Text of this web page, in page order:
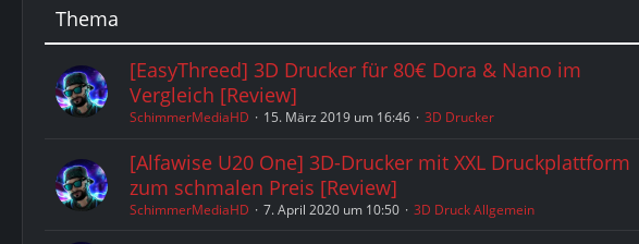
Thema
[EasyThreed] 3D Drucker für 80€ Dora & Nano im
Vergleich [Review]
SchimmerMediaHD 15. März 2019 um 16:46 3D Drucker
[Alfawise U20 One] 3D-Drucker mit XXL Druckplattform
zum schmalen Preis [Review]
SchimmerMediaHD 7. April 2020 um 10:50 3D Druck Allgemein